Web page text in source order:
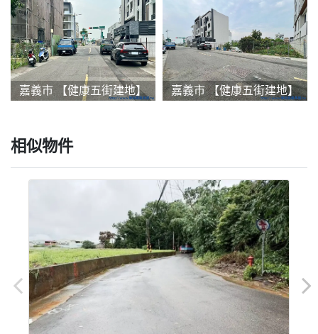
嘉義市 【健康五街建地】 嘉義市 【健康五街建地】
相似物件